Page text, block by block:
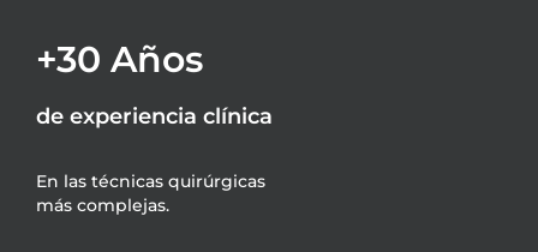
+30 Años
de experiencia clínica
En las técnicas quirúrgicas
más complejas.